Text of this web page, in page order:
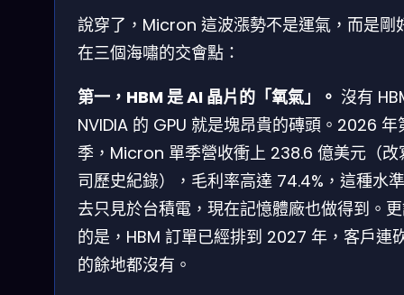
說穿了，Micron 這波漲勢不是運氣，而是剛
在三個海嘯的交會點：
第一，HBM 是 AI 晶片的「氧氣」。 沒有
NVIDIA 的 GPU 就是塊昂貴的磚頭。2026 年
季，Micron 單季營收衝上 238.6 億美元（改
司歷史紀錄），毛利率高達 74.4%，這種水
去只見於台積電，現在記憶體廠也做得到。
的是，HBM 訂單已經排到 2027 年，客戶連
的餘地都沒有。